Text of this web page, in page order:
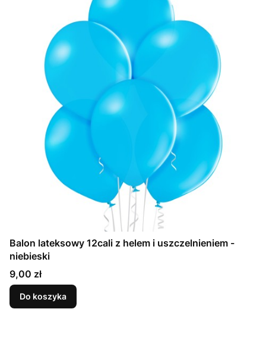
Balon lateksowy 12cali z helem i uszczelnieniem -
niebieski
Cena
9,00 zł
Do koszyka